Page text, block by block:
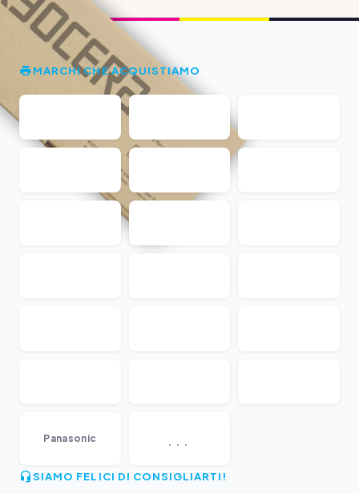
MARCHI CHE ACQUISTIAMO
Panasonic ...
SIAMO FELICI DI CONSIGLIARTI!